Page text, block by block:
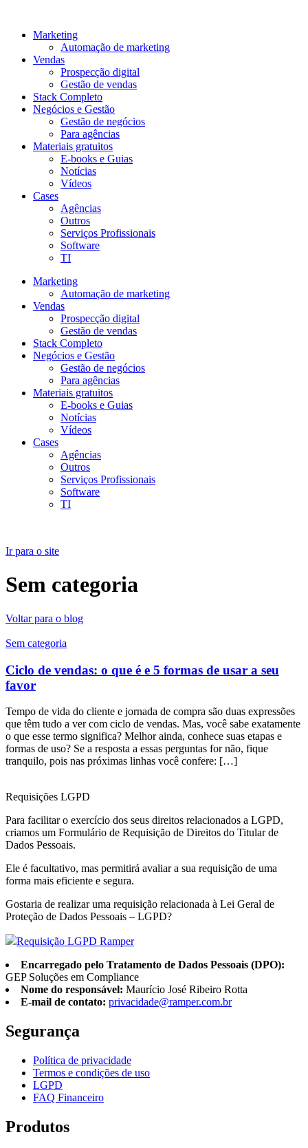
Marketing
Automação de marketing
Vendas
Prospecção digital
Gestão de vendas
Stack Completo
Negócios e Gestão
Gestão de negócios
Para agências
Materiais gratuitos
E-books e Guias
Notícias
Vídeos
Cases
Agências
Outros
Serviços Profissionais
Software
TI
Marketing
Automação de marketing
Vendas
Prospecção digital
Gestão de vendas
Stack Completo
Negócios e Gestão
Gestão de negócios
Para agências
Materiais gratuitos
E-books e Guias
Notícias
Vídeos
Cases
Agências
Outros
Serviços Profissionais
Software
TI
Ir para o site
Sem categoria
Voltar para o blog
Sem categoria
Ciclo de vendas: o que é e 5 formas de usar a seu
favor
Tempo de vida do cliente e jornada de compra são duas expressões
que têm tudo a ver com ciclo de vendas. Mas, você sabe exatamente
o que esse termo significa? Melhor ainda, conhece suas etapas e
formas de uso? Se a resposta a essas perguntas for não, fique
tranquilo, pois nas próximas linhas você confere: […]
Requisições LGPD
Para facilitar o exercício dos seus direitos relacionados a LGPD,
criamos um Formulário de Requisição de Direitos do Titular de
Dados Pessoais.
Ele é facultativo, mas permitirá avaliar a sua requisição de uma
forma mais eficiente e segura.
Gostaria de realizar uma requisição relacionada à Lei Geral de
Proteção de Dados Pessoais – LGPD?
Requisição LGPD Ramper
Encarregado pelo Tratamento de Dados Pessoais (DPO):
GEP Soluções em Compliance
Nome do responsável: Maurício José Ribeiro Rotta
E-mail de contato: privacidade@ramper.com.br
Segurança
Política de privacidade
Termos e condições de uso
LGPD
FAQ Financeiro
Produtos